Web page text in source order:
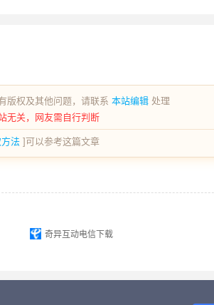
版权及其他问题，请联系 本站编辑 处理
无关，网友需自行判断
法 ]可以参考这篇文章
奇异互动电信下载